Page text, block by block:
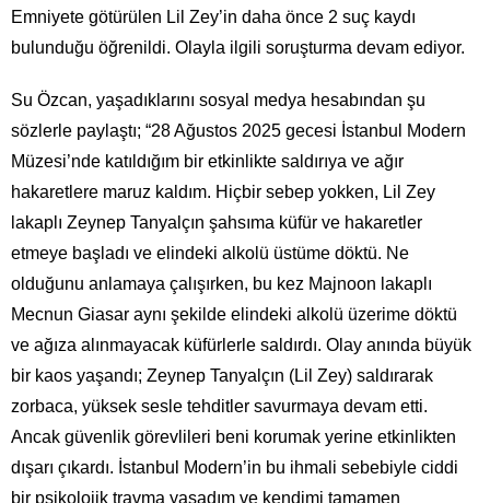
Emniyete götürülen Lil Zey’in daha önce 2 suç kaydı
bulunduğu öğrenildi. Olayla ilgili soruşturma devam ediyor.
Su Özcan, yaşadıklarını sosyal medya hesabından şu
sözlerle paylaştı; “28 Ağustos 2025 gecesi İstanbul Modern
Müzesi’nde katıldığım bir etkinlikte saldırıya ve ağır
hakaretlere maruz kaldım. Hiçbir sebep yokken, Lil Zey
lakaplı Zeynep Tanyalçın şahsıma küfür ve hakaretler
etmeye başladı ve elindeki alkolü üstüme döktü. Ne
olduğunu anlamaya çalışırken, bu kez Majnoon lakaplı
Mecnun Giasar aynı şekilde elindeki alkolü üzerime döktü
ve ağıza alınmayacak küfürlerle saldırdı. Olay anında büyük
bir kaos yaşandı; Zeynep Tanyalçın (Lil Zey) saldırarak
zorbaca, yüksek sesle tehditler savurmaya devam etti.
Ancak güvenlik görevlileri beni korumak yerine etkinlikten
dışarı çıkardı. İstanbul Modern’in bu ihmali sebebiyle ciddi
bir psikolojik travma yaşadım ve kendimi tamamen